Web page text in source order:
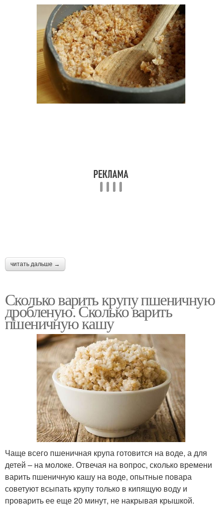
Каша с мясом Каша из пшеницы
Каши из пшеничной
крупы
Рассыпчатые каши
читать дальше →
Сколько варить крупу пшеничную
дробленую. Сколько варить
пшеничную кашу
Чаще всего пшеничная крупа готовится на воде, а для
детей – на молоке. Отвечая на вопрос, сколько времени
варить пшеничную кашу на воде, опытные повара
советуют всыпать крупу только в кипящую воду и
проварить ее еще 20 минут, не накрывая крышкой.